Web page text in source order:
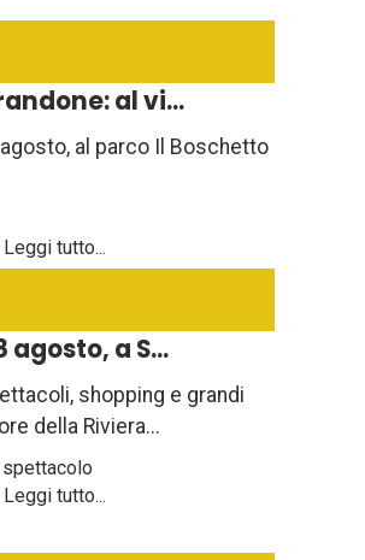
al vi...
agosto, al parco Il Boschetto
Leggi tutto...
agosto, a S...
shopping e grandi
della Riviera...
spettacolo
Leggi tutto...